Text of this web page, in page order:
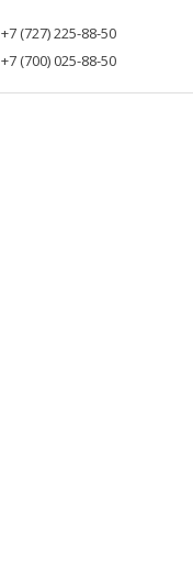
+7 (727) 225-88-50
+7 (700) 025-88-50